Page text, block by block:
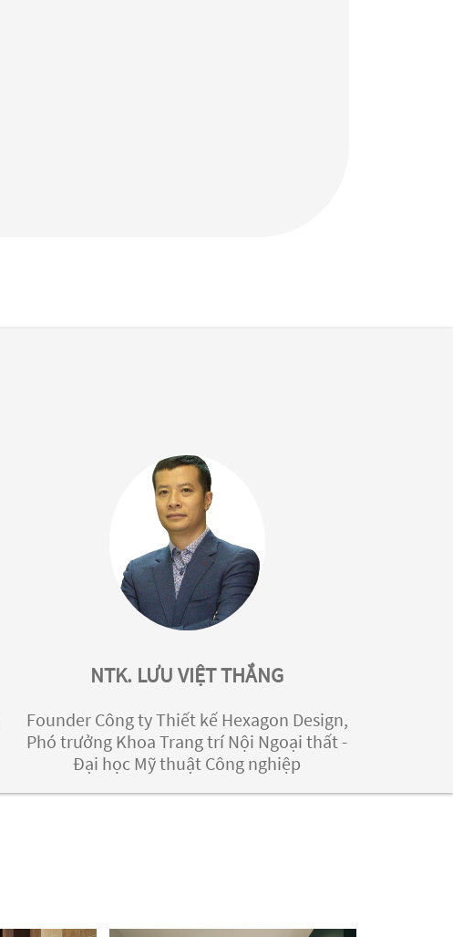
NTK. LƯU VIỆT THẮNG
Founder Công ty Thiết kế Hexagon Design,
Phó trưởng Khoa Trang trí Nội Ngoại thất -
Đại học Mỹ thuật Công nghiệp